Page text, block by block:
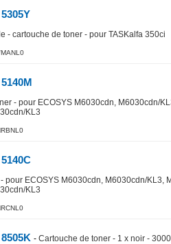
- cartouche de toner - pour TASKalfa 350ci
- pour ECOSYS M6030cdn, M6030cdn/
KL3
pour ECOSYS M6030cdn, M6030cdn/KL3,
KL3
- Cartouche de toner - 1 x noir -